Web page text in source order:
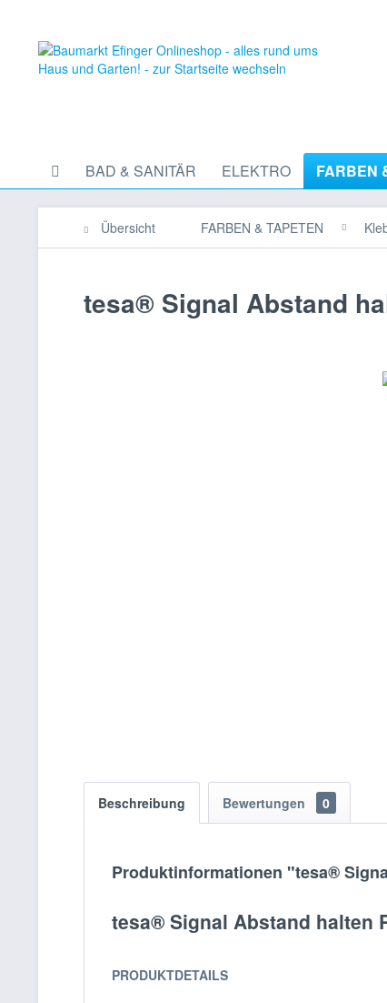
BAD & SANITÄR ELEKTRO FARBEN
Übersicht FARBEN & TAPETEN
tesa® Signal Abstand
Beschreibung Bewertungen 0
Produktinformationen "tesa®
tesa® Signal Abstand halten
PRODUKTDETAILS